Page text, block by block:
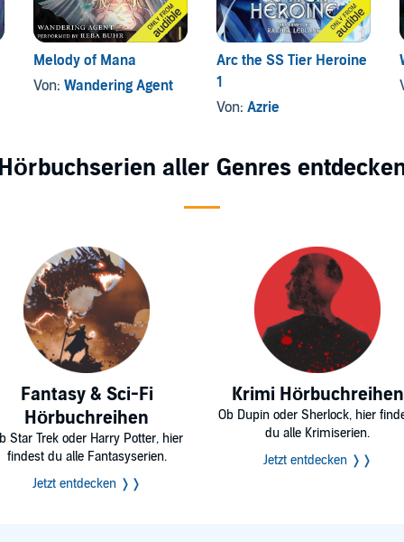
Melody of Mana
Von:Wandering Agent
Arc the SS Tier Heroine
1
Von: Azrie
aller Genres
Fantasy & Sci-Fi
Hörbuchreihen
Star Trek oder Harry Potter, hier
findest du alle Fantasyserien.
Jetzt entdecken ❭❭
Krimi Hörbuchreihen
Ob Dupin oder Sherlock, hier
du alle Krimiserien.
Jetzt entdecken ❭❭